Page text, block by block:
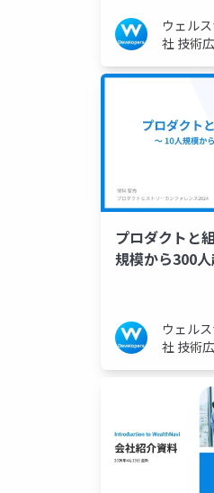
ウェル
社 技術
プロダクトと
規模から300
ウェル
社 技術